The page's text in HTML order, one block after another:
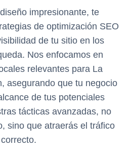
impresionante, te
de optimización SEO
de tu sitio en los
Nos enfocamos en
relevantes para La
asegurando que tu negocio
de tus potenciales
tácticas avanzadas, no
sino que atraerás el tráfico
correcto.